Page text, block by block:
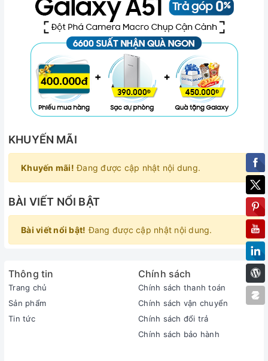
KHUYẾN MÃI
Khuyến mãi! Đang được cập nhật nội dung.
BÀI VIẾT NỔI BẬT
Bài viết nổi bật! Đang được cập nhật nội dung.
Thông tin
Trang chủ
Sản phẩm
Tin tức
Chính sách
Chính sách thanh toán
Chính sách vận chuyển
Chính sách đổi trả
Chính sách bảo hành